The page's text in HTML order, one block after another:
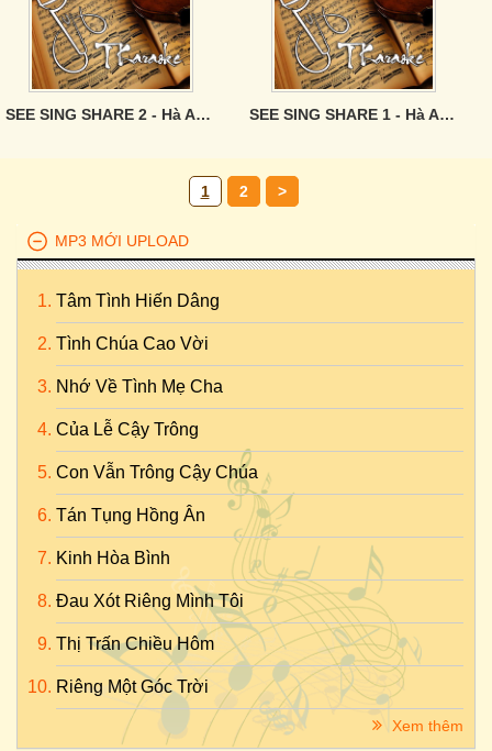
SEE SING SHARE 2 - Hà Anh Tuấn SEE SING SHARE 1 - Hà Anh Tuấn
1 2 >
MP3 MỚI UPLOAD
Tâm Tình Hiến Dâng
Tình Chúa Cao Vời
Nhớ Về Tình Mẹ Cha
Của Lễ Cậy Trông
Con Vẫn Trông Cậy Chúa
Tán Tụng Hồng Ân
Kinh Hòa Bình
Đau Xót Riêng Mình Tôi
Thị Trấn Chiều Hôm
Riêng Một Góc Trời
Xem thêm